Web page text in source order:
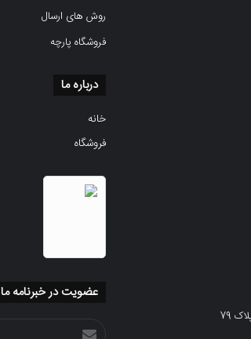
روش های ارسال
فروشگاه پارچه
درباره ما
خانه
فروشگاه
عضویت در خبرنامه ما
آدرس